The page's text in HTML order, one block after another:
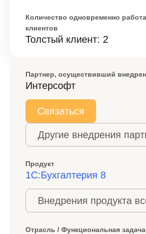
Количество одновременно
клиентов
Толстый клиент: 2
Партнер, осуществивший
Интерсофт
Связаться
Другие внедрения
Продукт
1С:Бухгалтерия 8
Внедрения продукта
Отрасль / Функциональная задача